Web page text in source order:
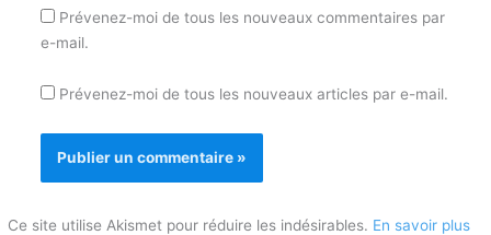
Prévenez-moi de tous les nouveaux commentaires par
e-mail.
Prévenez-moi de tous les nouveaux articles par e-mail.
Ce site utilise Akismet pour réduire les indésirables. En savoir plus